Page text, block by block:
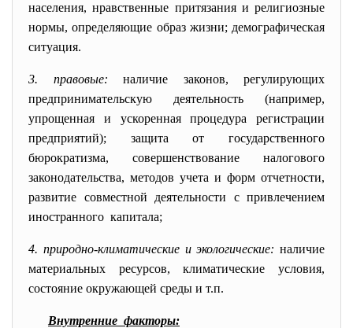
населения, нравственные притязания и религиозные
нормы, определяющие образ жизни; демографическая
ситуация.
3. правовые: наличие законов, регулирующих
предпринимательскую деятельность (например,
упрощенная и ускоренная процедура регистрации
предприятий); защита от государственного
бюрократизма, совершенствование налогового
законодательства, методов учета и форм отчетности,
развитие совместной деятельности с привлечением
иностранного капитала;
4. природно-климатические и экологические: наличие
материальных ресурсов, климатические условия,
состояние окружающей среды и т.п.
Внутренние факторы: